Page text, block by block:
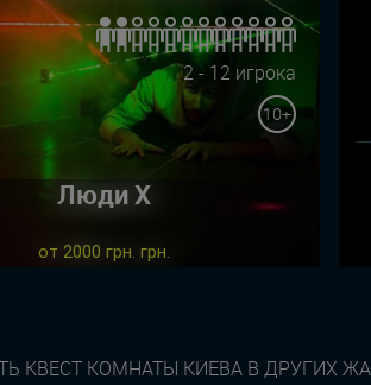
2 - 12 игрока
10+
Люди Х
от 2000 грн. грн.
КВЕСТ КОМНАТЫ КИЕВА В ДРУГИХ